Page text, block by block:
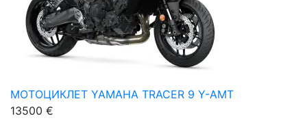
МОТОЦИКЛЕТ YAMAHA TRACER 9 Y-AMT
13500 €